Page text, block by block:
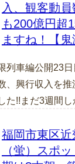
入、観客動
も200億円超
ますね！【鬼
列車編公開23
、興行収入を
た!!まだ3週間
福岡市東区
（蛍）スポ